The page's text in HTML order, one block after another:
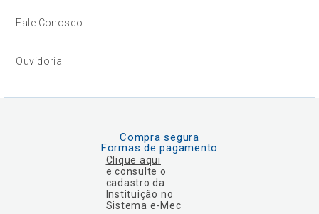
Fale Conosco
Ouvidoria
Compra segura
Formas de pagamento
Clique aqui
e consulte o
cadastro da
Instituição no
Sistema e-Mec